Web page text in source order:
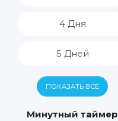
4 Дня
5 Дней
6 Дней
7 Дней
ПОКАЗАТЬ ВСЕ
Минутный таймер